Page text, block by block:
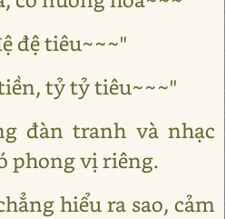
đệ tiêu~~~"
tỷ tỷ tiêu~~~"
đàn tranh và nhạc
phong vị riêng.
hiểu ra sao, cảm